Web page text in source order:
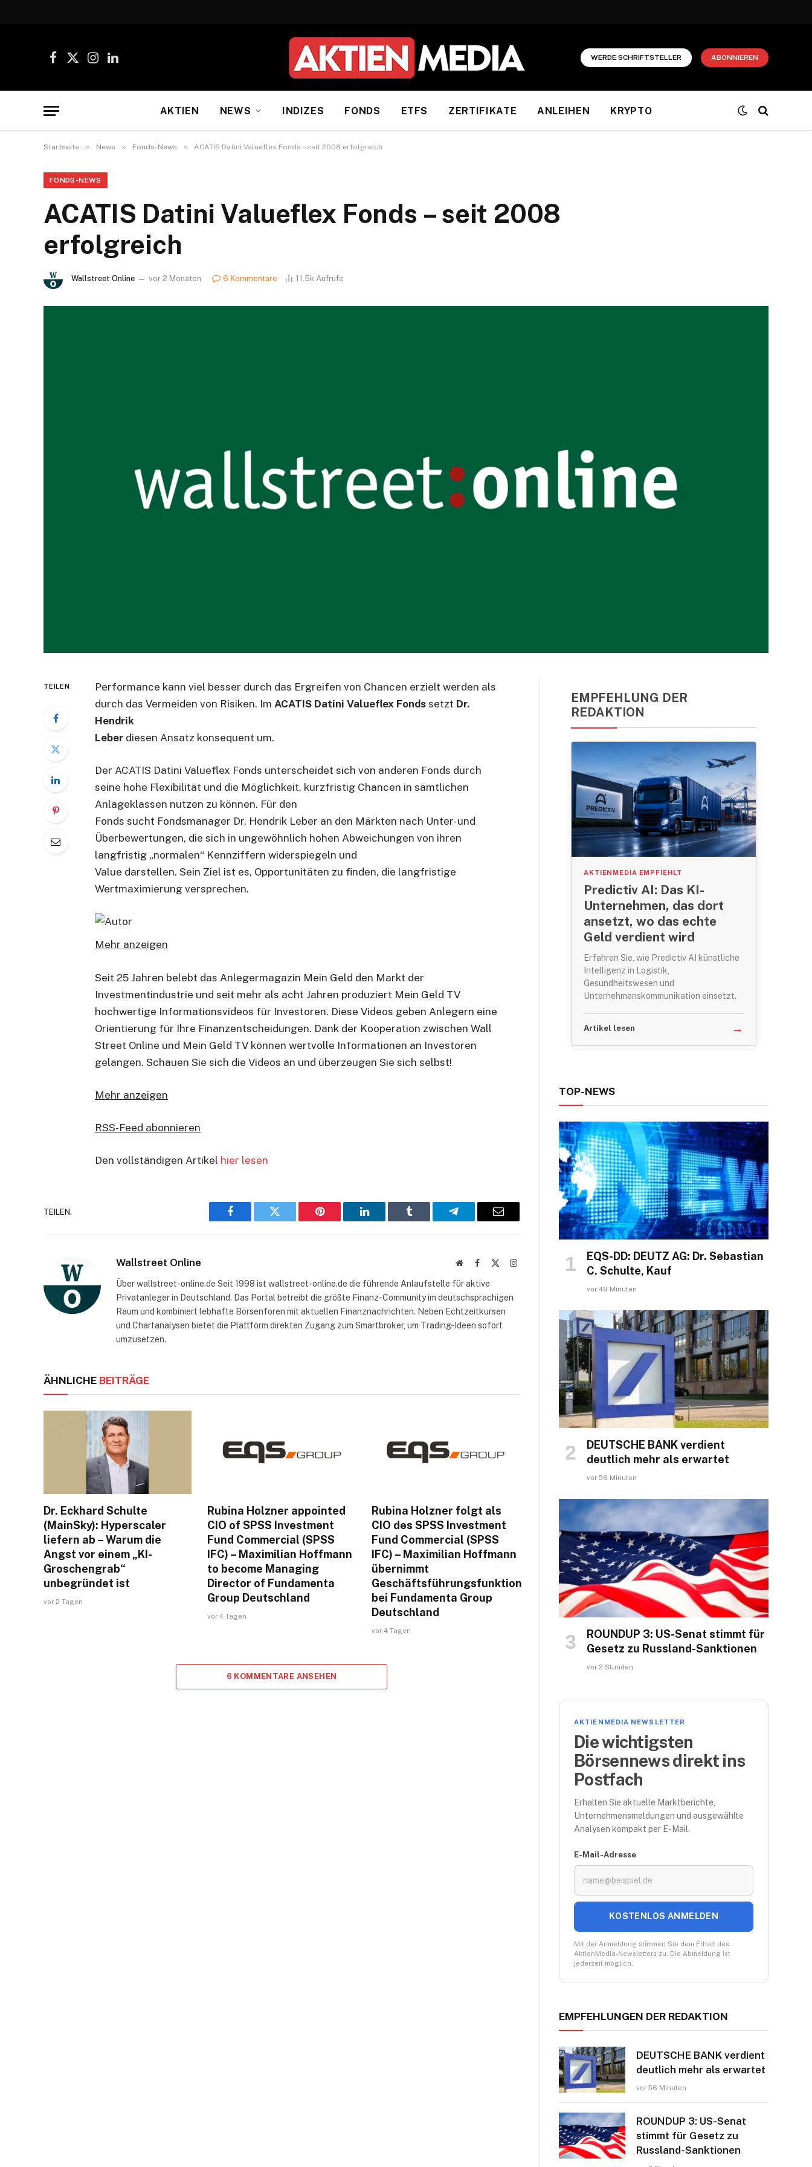
Facebook
X
InstagramLinkedIn
WERDE SCHRIFTSTELLER ABONNIEREN
AKTIEN NEWS INDIZES FONDS ETFS ZERTIFIKATE ANLEIHEN KRYPTO
Startseite » News » Fonds-News » ACATIS Datini Valueflex Fonds – seit 2008 erfolgreich
FONDS-NEWS
ACATIS Datini Valueflex Fonds – seit 2008
erfolgreich
Wallstreet Online vor 2 Monaten 6 Kommentare 11.5k Aufrufe
TEILEN
Performance kann viel besser durch das Ergreifen von Chancen erzielt werden als
durch das Vermeiden von Risiken. Im ACATIS Datini Valueflex Fonds setzt Dr.
Hendrik
Leber diesen Ansatz konsequent um.
Der ACATIS Datini Valueflex Fonds unterscheidet sich von anderen Fonds durch
seine hohe Flexibilität und die Möglichkeit, kurzfristig Chancen in sämtlichen
Anlageklassen nutzen zu können. Für den
Fonds sucht Fondsmanager Dr. Hendrik Leber an den Märkten nach Unter- und
Überbewertungen, die sich in ungewöhnlich hohen Abweichungen von ihren
langfristig „normalen“ Kennziffern widerspiegeln und
Value darstellen. Sein Ziel ist es, Opportunitäten zu finden, die langfristige
Wertmaximierung versprechen.
Mehr anzeigen
Seit 25 Jahren belebt das Anlegermagazin Mein Geld den Markt der
Investmentindustrie und seit mehr als acht Jahren produziert Mein Geld TV
hochwertige Informationsvideos für Investoren. Diese Videos geben Anlegern eine
Orientierung für Ihre Finanzentscheidungen. Dank der Kooperation zwischen Wall
Street Online und Mein Geld TV können wertvolle Informationen an Investoren
gelangen. Schauen Sie sich die Videos an und überzeugen Sie sich selbst!
Mehr anzeigen
RSS-Feed abonnieren
Den vollständigen Artikel hier lesen
TEILEN.
Facebook Twitter Pinterest LinkedIn Tumblr Telegram E-
Wallstreet Online WebsiteFacebook Instagram
Über wallstreet-online.de Seit 1998 ist wallstreet-online.de die führende Anlaufstelle für aktive
Privatanleger in Deutschland. Das Portal betreibt die größte Finanz-Community im deutschsprachigen
Raum und kombiniert lebhafte Börsenforen mit aktuellen Finanznachrichten. Neben Echtzeitkursen
und Chartanalysen bietet die Plattform direkten Zugang zum Smartbroker, um Trading-Ideen sofort
umzusetzen.
ÄHNLICHE BEITRÄGE
Dr. Eckhard Schulte
(MainSky): Hyperscaler
liefern ab – Warum die
Angst vor einem „KI-
Groschengrab“
unbegründet ist
vor 2 Tagen
Rubina Holzner appointed
CIO of SPSS Investment
Fund Commercial (SPSS
IFC) – Maximilian Hoffmann
to become Managing
Director of Fundamenta
Group Deutschland
vor 4 Tagen
Rubina Holzner folgt als
CIO des SPSS Investment
Fund Commercial (SPSS
IFC) – Maximilian Hoffmann
übernimmt
Geschäftsführungsfunktion
bei Fundamenta Group
Deutschland
vor 4 Tagen
6 KOMMENTARE ANSEHEN
EMPFEHLUNG DER
REDAKTION
AKTIENMEDIA EMPFIEHLT
Predictiv AI: Das KI-
Unternehmen, das dort
ansetzt, wo das echte
Geld verdient wird
Erfahren Sie, wie Predictiv AI künstliche
Intelligenz in Logistik,
Gesundheitswesen und
Unternehmenskommunikation einsetzt.
Artikel lesen →
TOP-NEWS
EQS-DD: DEUTZ AG: Dr. Sebastian
C. Schulte, Kauf
vor 49 Minuten
DEUTSCHE BANK verdient
deutlich mehr als erwartet
vor 56 Minuten
ROUNDUP 3: US-Senat stimmt für
Gesetz zu Russland-Sanktionen
vor 2 Stunden
AKTIENMEDIA NEWSLETTER
Die wichtigsten
Börsennews direkt ins
Postfach
Erhalten Sie aktuelle Marktberichte,
Unternehmensmeldungen und ausgewählte
Analysen kompakt per E-Mail.
E-Mail-Adresse
KOSTENLOS ANMELDEN
Mit der Anmeldung stimmen Sie dem Erhalt des
AktienMedia-Newsletters zu. Die Abmeldung ist
jederzeit möglich.
EMPFEHLUNGEN DER REDAKTION
DEUTSCHE BANK verdient
deutlich mehr als erwartet
vor 56 Minuten
ROUNDUP 3: US-Senat
stimmt für Gesetz zu
Russland-Sanktionen